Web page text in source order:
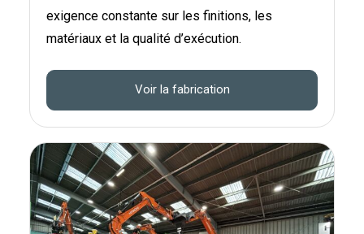
exigence constante sur les finitions, les
matériaux et la qualité d’exécution.
Voir la fabrication